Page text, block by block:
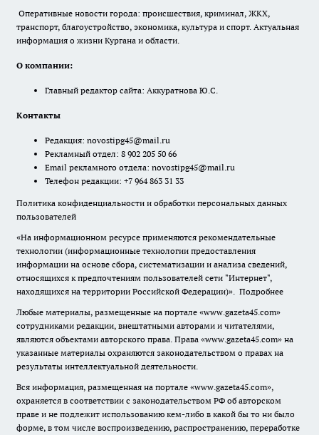
Оперативные новости города: происшествия, криминал, ЖКХ,
транспорт, благоустройство, экономика, культура и спорт. Актуальная
информация о жизни Кургана и области.
О компании:
Главный редактор сайта: Аккуратнова Ю.С.
Контакты
Редакция: novostipg45@mail.ru
Рекламный отдел: 8 902 205 50 66
Email рекламного отдела: novostipg45@mail.ru
Телефон редакции: +7 964 863 31 33
Политика конфиденциальности и обработки персональных данных
пользователей
«На информационном ресурсе применяются рекомендательные
технологии (информационные технологии предоставления
информации на основе сбора, систематизации и анализа сведений,
относящихся к предпочтениям пользователей сети "Интернет",
находящихся на территории Российской Федерации)». Подробнее
Любые материалы, размещенные на портале «www.gazeta45.com»
сотрудниками редакции, внештатными авторами и читателями,
являются объектами авторского права. Права «www.gazeta45.com» на
указанные материалы охраняются законодательством о правах на
результаты интеллектуальной деятельности.
Вся информация, размещенная на портале «www.gazeta45.com»,
охраняется в соответствии с законодательством РФ об авторском
праве и не подлежит использованию кем-либо в какой бы то ни было
форме, в том числе воспроизведению, распространению, переработке